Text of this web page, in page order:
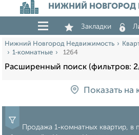
НИЖНИЙ
Закладки
Нижний Новгород Недвижимость
1‑комнатные
1264
Расширенный поиск (фильтров:
Показать на
Продажа 1‑комнатных квартир, в